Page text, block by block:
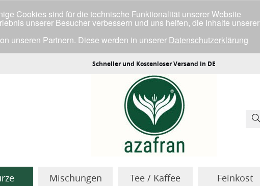
Schneller und Kostenloser Versand in DE
Mischungen Tee / Kaffee Feinkost
Cookies sind für die technische Funktionalität unserer Website
unserer Besucher verbessern und uns helfen, die Inhalte unserer
unseren Partnern. Diese werden in unserer Datenschutzerklärung
aller Cookies einverstanden bist.